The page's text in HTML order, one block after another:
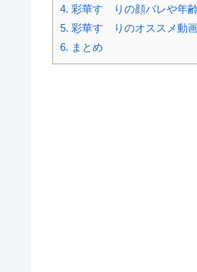
4. 彩華すゞりの顔バレや年
5. 彩華すゞりのオススメ動
6. まとめ